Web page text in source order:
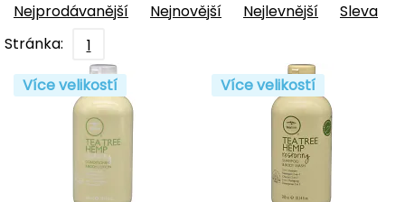
Nejprodávanější Nejnovější Nejlevnější
Sleva
Stránka:
1
Více velikostí
Více velikostí